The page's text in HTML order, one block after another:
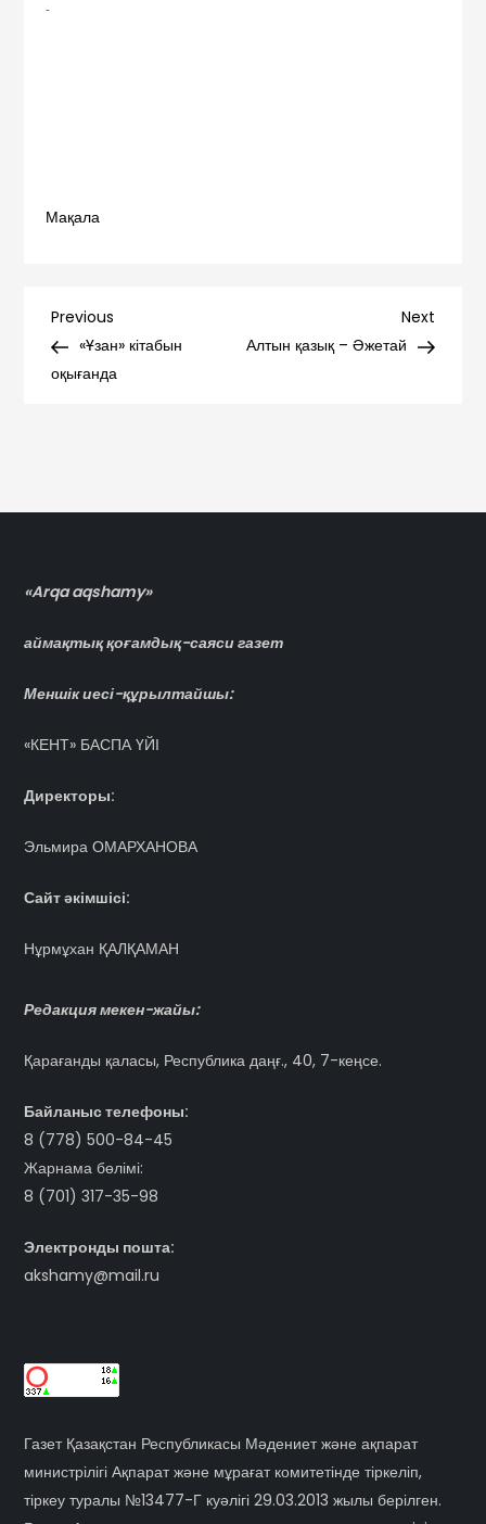
Мақала
Навигация
по
Previous
Post
Previous
«Ұзан» кітабын
оқығанда
Next
Post
Next
Алтын қазық – Әжетай
«Arqa aqshamy»
аймақтық қоғамдық-саяси газет
Меншік иесі-құрылтайшы:
«КЕНТ» БАСПА ҮЙІ
Директоры:
Эльмира ОМАРХАНОВА
Сайт әкімшісі:
Нұрмұхан ҚАЛҚАМАН
Редакция мекен-жайы:
Қарағанды қаласы, Республика даңғ., 40, 7-кеңсе.
Байланыс телефоны:
8 (778) 500-84-45
Жарнама бөлімі:
8 (701) 317-35-98
Электронды пошта:
akshamy@mail.ru
Газет Қазақстан Республикасы Мәдениет және ақпарат
министрілігі Ақпарат және мұрағат комитетінде тіркеліп,
тіркеу туралы №13477-Г куәлігі 29.03.2013 жылы берілген.